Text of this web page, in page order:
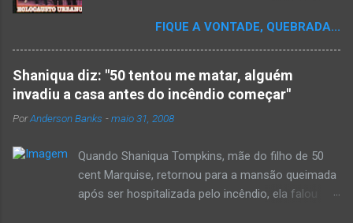
que há muito tempo vinha maturando: uma
espécie de "ensaio-tributo" ao disco mais
importante do rap brasileiro, que completará 17
anos agora em 2008. Falo de "Holocausto
Urbano", do grupo paulistano Racionais MC's.
Como de costume, uma pequena digressão. É
que o brasileiro não tem memória. Fala-se
muito por aí que não cultuamos nossos
antepassados nem nossa rica história
FIQUE A VONTADE, QUEBRADA...
Shaniqua diz: "50 tentou me matar, alguém
invadiu a casa antes do incêndio começar"
PorAnderson Banks -maio 31, 2008
Quando Shaniqua Tompkins, mãe do filho de 50
cent Marquise, retornou para a mansão queimada
após ser hospitalizada pelo incêndio, ela falou